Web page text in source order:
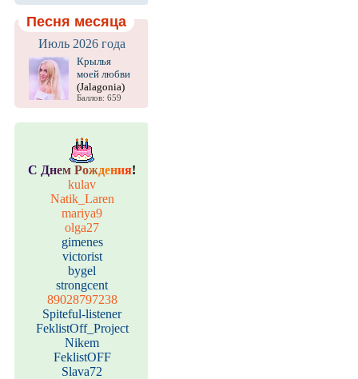
Песня месяца
Июль 2026 года
Крылья
моей любви
(Jalagonia)
Баллов: 659
С Днем Рождения!
kulav
Natik_Laren
mariya9
olga27
gimenes
victorist
bygel
strongcent
89028797238
Spiteful-listener
FeklistOff_Project
Nikem
FeklistOFF
Slava72